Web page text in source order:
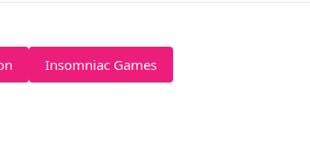
Insomniac Games